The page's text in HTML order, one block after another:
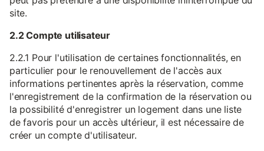
site.
2.2 Compte utilisateur
2.2.1 Pour l'utilisation de certaines fonctionnalités, en
particulier pour le renouvellement de l'accès aux
informations pertinentes après la réservation, comme
l'enregistrement de la confirmation de la réservation ou
la possibilité d'enregistrer un logement dans une liste
de favoris pour un accès ultérieur, il est nécessaire de
créer un compte d'utilisateur.